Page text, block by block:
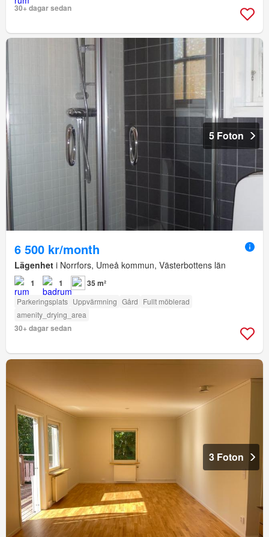
30+ dagar sedan
5 Foton
6 500 kr/month
Lägenhet i Norrfors, Umeå kommun, Västerbottens län
1 1 35 m²
Parkeringsplats Uppvärmning Gård Fullt möblerad
amenity_drying_area
30+ dagar sedan
3 Foton